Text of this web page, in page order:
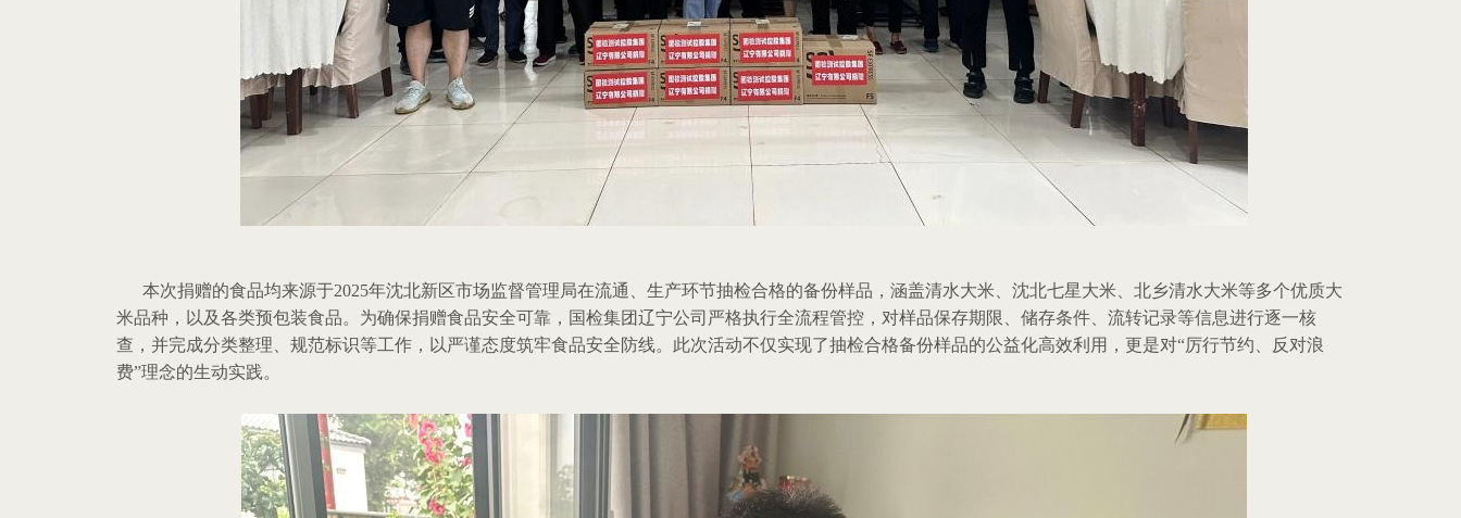
本次捐赠的食品均来源于2025年沈北新区市场监督管理局在流通、生产环节抽检合格的备份样品，涵盖清水大米、沈北七星大米、北乡清水大米等多个优质大
米品种，以及各类预包装食品。为确保捐赠食品安全可靠，国检集团辽宁公司严格执行全流程管控，对样品保存期限、储存条件、流转记录等信息进行逐一核
查，并完成分类整理、规范标识等工作，以严谨态度筑牢食品安全防线。此次活动不仅实现了抽检合格备份样品的公益化高效利用，更是对“厉行节约、反对浪
费”理念的生动实践。